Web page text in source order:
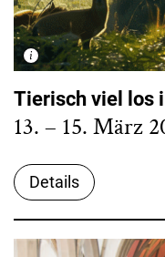
Tierisch viel los
13. – 15. März
Details